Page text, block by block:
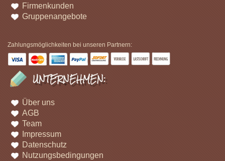
Firmenkunden
Gruppenangebote
Zahlungsmöglichkeiten bei unseren Partnern:
UNTERNEHMEN:
Über uns
AGB
Team
Impressum
Datenschutz
Nutzungsbedingungen